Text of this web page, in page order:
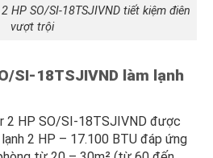
HP SO/SI-18TSJIVND tiết kiệm điên
vượt trội
SI-18TSJIVND làm lạnh
2 HP SO/SI-18TSJIVND được
2 HP – 17.100 BTU đáp ứng